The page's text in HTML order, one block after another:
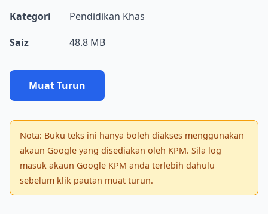
Kategori
Pendidikan Khas
Saiz
48.8 MB
Muat Turun
Nota: Buku teks ini hanya boleh diakses menggunakan
akaun Google yang disediakan oleh KPM. Sila log
masuk akaun Google KPM anda terlebih dahulu
sebelum klik pautan muat turun.